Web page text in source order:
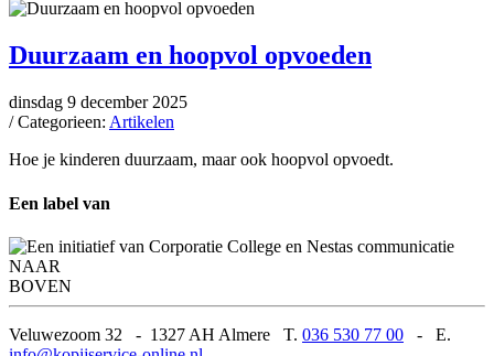
Duurzaam en hoopvol opvoeden
dinsdag 9 december 2025
/ Categorieen: Artikelen
Hoe je kinderen duurzaam, maar ook hoopvol opvoedt.
Een label van
NAAR
BOVEN
Veluwezoom 32 - 1327 AH Almere T. 036 530 77 00 - E.